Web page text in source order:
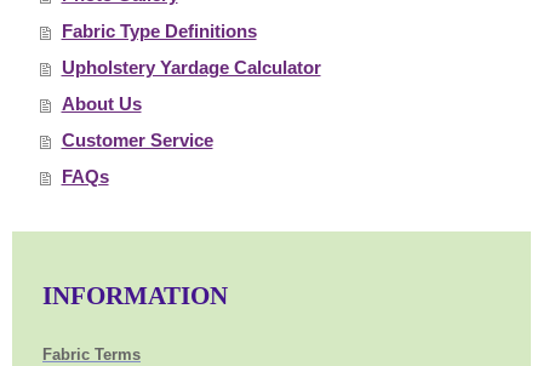
Fabric Type Definitions
Upholstery Yardage Calculator
About Us
Customer Service
FAQs
INFORMATION
Fabric Terms